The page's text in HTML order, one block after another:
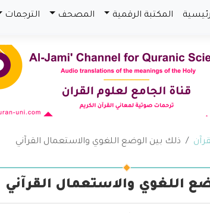
المكتبة الرقمية المصحف الترجمات
ذلك بين الوضع اللغوي والاستعمال القرآني
اللغوي والاستعمال القرآني